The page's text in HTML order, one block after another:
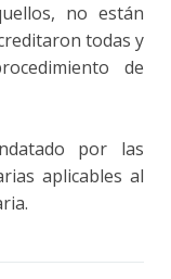
no están
todas y
de
por las
aplicables al